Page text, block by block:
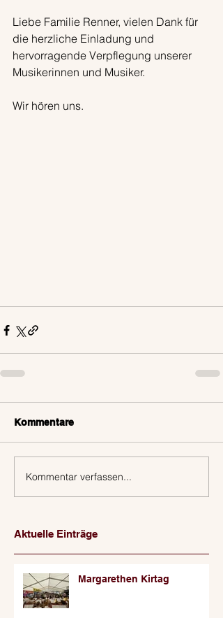
Liebe Familie Renner, vielen Dank für
die herzliche Einladung und
hervorragende Verpflegung unserer
Musikerinnen und Musiker.
Wir hören uns.
Kommentare
Kommentar verfassen...
Aktuelle Einträge
Margarethen Kirtag